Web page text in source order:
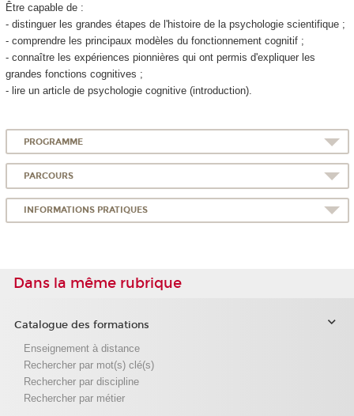
Être capable de :
- distinguer les grandes étapes de l'histoire de la psychologie scientifique ;
- comprendre les principaux modèles du fonctionnement cognitif ;
- connaître les expériences pionnières qui ont permis d'expliquer les
grandes fonctions cognitives ;
- lire un article de psychologie cognitive (introduction).
PROGRAMME
PARCOURS
INFORMATIONS PRATIQUES
Dans la même rubrique
Catalogue des formations
Enseignement à distance
Rechercher par mot(s) clé(s)
Rechercher par discipline
Rechercher par métier